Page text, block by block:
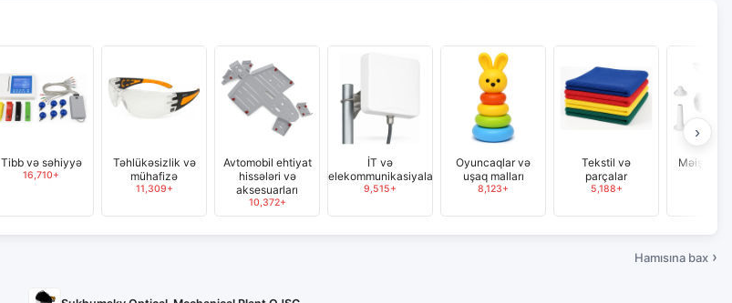
Tibb və səhiyyə
16,710+
Təhlükəsizlik və
mühafizə
11,309+
Avtomobil ehtiyat
hissələri və
aksesuarları
10,372+
İT və
telekommunikasiyalar
9,515+
Oyuncaqlar və
uşaq malları
8,123+
Tekstil və
parçalar
5,188+
Məişət
›
Hamısına bax